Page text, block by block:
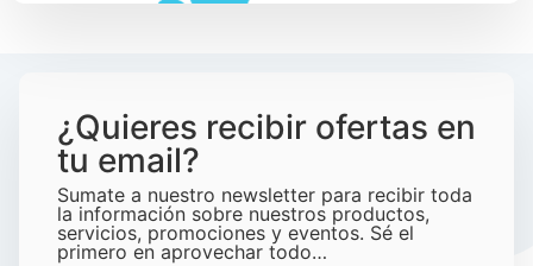
¿Quieres recibir ofertas en
tu email?
Sumate a nuestro newsletter para recibir toda
la información sobre nuestros productos,
servicios, promociones y eventos. Sé el
primero en aprovechar todo…